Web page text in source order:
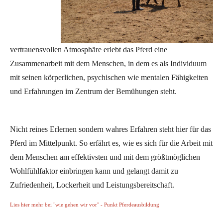
vertrauensvollen Atmosphäre erlebt das Pferd eine
Zusammenarbeit mit dem Menschen, in dem es als Individuum
mit seinen körperlichen, psychischen wie mentalen Fähigkeiten
und Erfahrungen im Zentrum der Bemühungen steht.
Nicht reines Erlernen sondern wahres Erfahren steht hier für das
Pferd im Mittelpunkt. So erfährt es, wie es sich für die Arbeit mit
dem Menschen am effektivsten und mit dem größtmöglichen
Wohlfühlfaktor einbringen kann und gelangt damit zu
Zufriedenheit, Lockerheit und Leistungsbereitschaft.
Lies hier mehr bei "wie gehen wir vor" - Punkt Pferdeausbildung